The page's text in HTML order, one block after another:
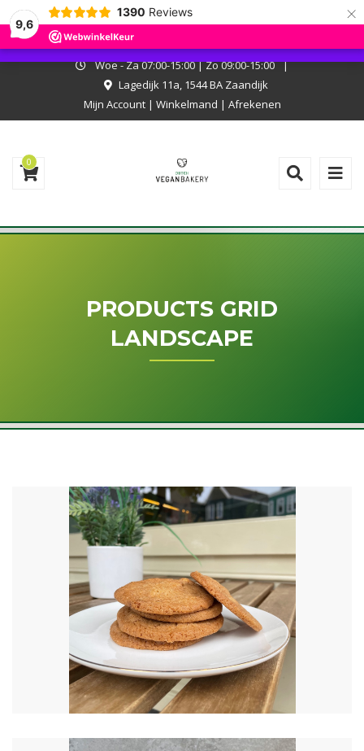
9,6
1390 Reviews ×
Woe - Za 07:00-15:00 | Zo 09:00-15:00 |
Lagedijk 11a, 1544 BA Zaandijk
Mijn Account| Winkelmand | Afrekenen
0
PRODUCTS GRID
LANDSCAPE
€4.25
I.v.m. met onze zomerstop kan er niet online worden besteld. Onze
bakkerij is wel open, kom langs en laat je verrassen!